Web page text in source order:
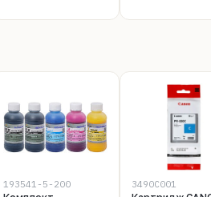
193541-5-200
3490C001